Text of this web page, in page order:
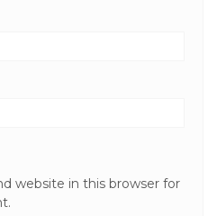
website in this browser for